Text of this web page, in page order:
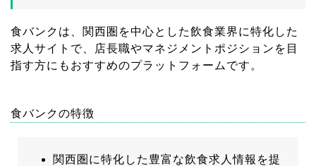
食バンクは、関西圏を中心とした飲食業界に特化した
求人サイトで、店長職やマネジメントポジションを目
指す方にもおすすめのプラットフォームです。
食バンクの特徴
関西圏に特化した豊富な飲食求人情報を提